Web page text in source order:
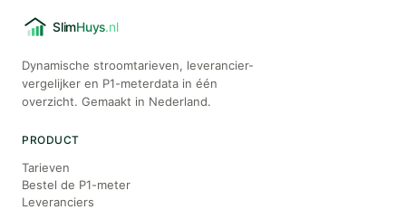
Dynamische stroomtarieven, leverancier-
vergelijker en P1-meterdata in één
overzicht. Gemaakt in Nederland.
PRODUCT
Tarieven
Bestel de P1-meter
Leveranciers